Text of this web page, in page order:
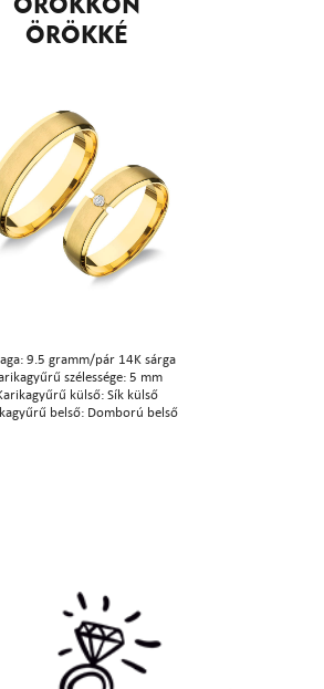
ÖRÖKKÉ
9.5 gramm/pár 14K sárga
szélessége: 5 mm
külső: Sík külső
belső: Domború belső